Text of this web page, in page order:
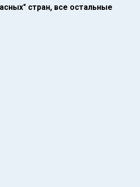
стран, все остальные